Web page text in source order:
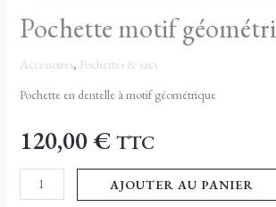
Pochette motif
Accessoires, Pochettes & sacs
Pochette en dentelle à motif géométrique
120,00€ TTC
AJOUTER AU PANIER